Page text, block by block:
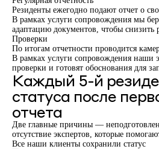
Резиденты ежегодно подают отчет о
В рамках услуги сопровождения мы
адаптацию документов, чтобы снизить
Проверки
По итогам отчетности проводится
В рамках услуги сопровождения наши
проверки и готовят обоснования для
Каждый 5-й
статуса после
отчета
Две главные причины —
отсутствие экспертов, которые
Все наши клиенты сохранили статус